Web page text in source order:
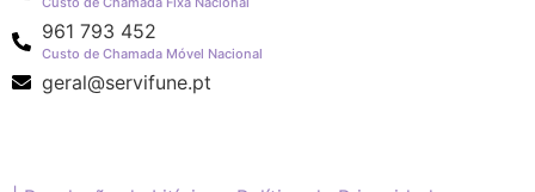
961 793 452
Custo de Chamada Móvel Nacional
geral@servifune.pt
O que deseja enviar?
Ramo de Flores
Palma